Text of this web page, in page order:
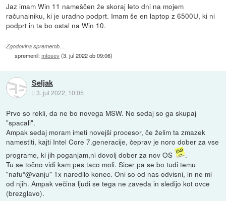
Jaz imam Win 11 nameščen že skoraj leto dni na mojem
računalniku, ki je uradno podprt. Imam še en laptop z 6500U, ki ni
podprt in ta bo ostal na Win 10.
Zgodovina sprememb…
spremenil:mtosev(3. jul 2022 ob 09:06)
Seljak
::3. jul 2022, 10:05
Prvo so rekli, da ne bo novega MSW. No sedaj so ga skupaj
"spacali".
Ampak sedaj moram imeti novejši procesor, če želim ta zmazek
namestiti, kajti Intel Core 7.generacije, čeprav je noro dober za vse
programe, ki jih poganjam,ni dovolj dober za nov OS
.
Tu se točno vidi kam pes taco moli. Sicer pa se bo tudi temu
"nafu*@vanju" 1x naredilo konec. Oni so od nas odvisni, in ne mi
od njih. Ampak večina ljudi se tega ne zaveda in sledijo kot ovce
(brezglavo).